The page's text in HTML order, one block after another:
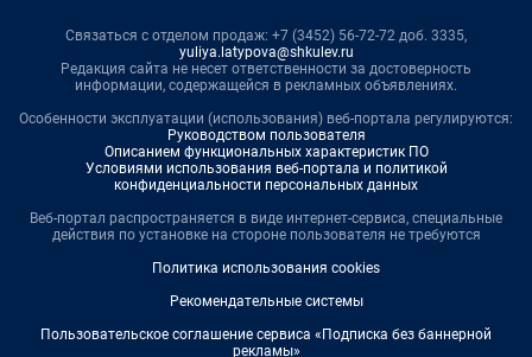
Связаться с отделом продаж: +7 (3452) 56-72-72 доб. 3335,
yuliya.latypova@shkulev.ru
Редакция сайта не несет ответственности за достоверность
информации, содержащейся в рекламных объявлениях.
Особенности эксплуатации (использования) веб-портала регулируются:
Руководством пользователя
Описанием функциональных характеристик ПО
Условиями использования веб-портала и политикой
конфиденциальности персональных данных
Веб-портал распространяется в виде интернет-сервиса, специальные
действия по установке на стороне пользователя не требуются
Политика использования cookies
Рекомендательные системы
Пользовательское соглашение сервиса «Подписка без баннерной
рекламы»